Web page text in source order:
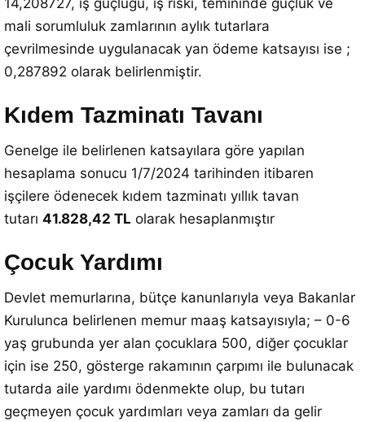
14,208727, iş güçlüğü, iş riski, temininde güçlük ve
mali sorumluluk zamlarının aylık tutarlara
çevrilmesinde uygulanacak yan ödeme katsayısı ise ;
0,287892 olarak belirlenmiştir.
Kıdem Tazminatı Tavanı
Genelge ile belirlenen katsayılara göre yapılan
hesaplama sonucu 1/7/2024 tarihinden itibaren
işçilere ödenecek kıdem tazminatı yıllık tavan
tutarı 41.828,42 TL olarak hesaplanmıştır
Çocuk Yardımı
Devlet memurlarına, bütçe kanunlarıyla veya Bakanlar
Kurulunca belirlenen memur maaş katsayısıyla; – 0-6
yaş grubunda yer alan çocuklara 500, diğer çocuklar
için ise 250, gösterge rakamının çarpımı ile bulunacak
tutarda aile yardımı ödenmekte olup, bu tutarı
geçmeyen çocuk yardımları veya zamları da gelir